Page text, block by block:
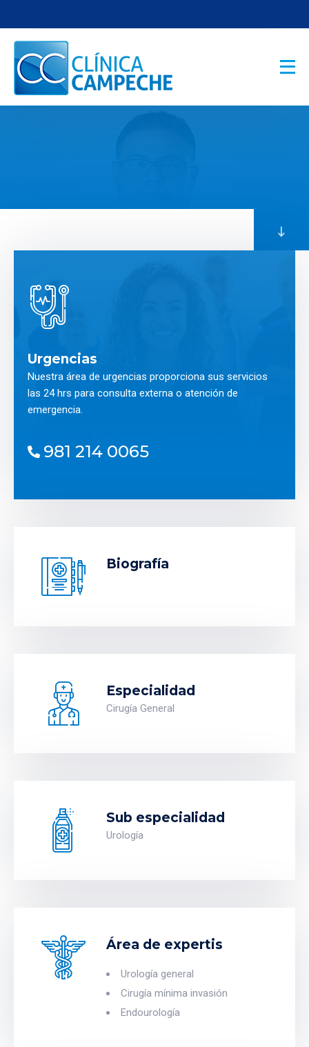
Urgencias
Nuestra área de urgencias proporciona sus servicios
las 24 hrs para consulta externa o atención de
emergencia.
981 214 0065
Biografía
Especialidad
Cirugía General
Sub especialidad
Urología
Área de expertis
Urología general
Cirugía mínima invasión
Endourología